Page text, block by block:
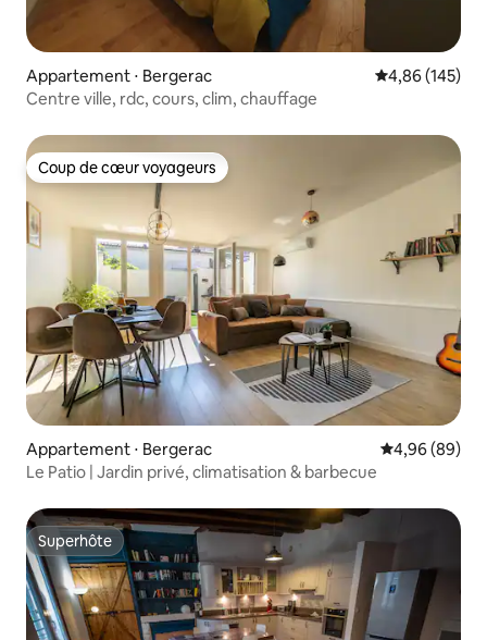
Appartement ⋅ Bergerac Évaluation
4,86 (145)
Centre ville, rdc, cours, clim, chauffage
Coup de cœur voyageurs
Coup de cœur voyageurs
Appartement ⋅ Bergerac Évaluation
4,96 (89)
Le Patio | Jardin privé, climatisation & barbecue
Superhôte
Superhôte